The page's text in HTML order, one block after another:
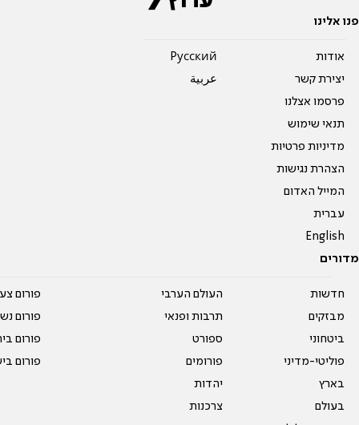
פנו אלינו
אודות
יצירת קשר
פרסמו אצלנו
תנאי שימוש
מדיניות פרטיות
הצהרת נגישות
המייל האדום
עברית
English
Pусский
عربية
מדורים
חדשות
מבזקים
ביטחוני
פוליטי-מדיני
בארץ
בעולם
העולם הערבי
תרבות ופנאי
ספורט
פורומים
יהדות
צרכנות
פורום
פורום
פורום
פורום